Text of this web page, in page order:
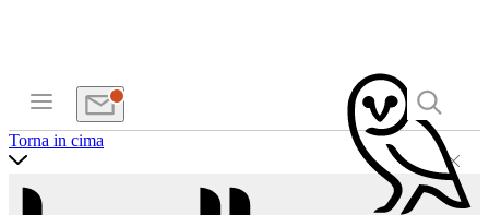
Torna in cima